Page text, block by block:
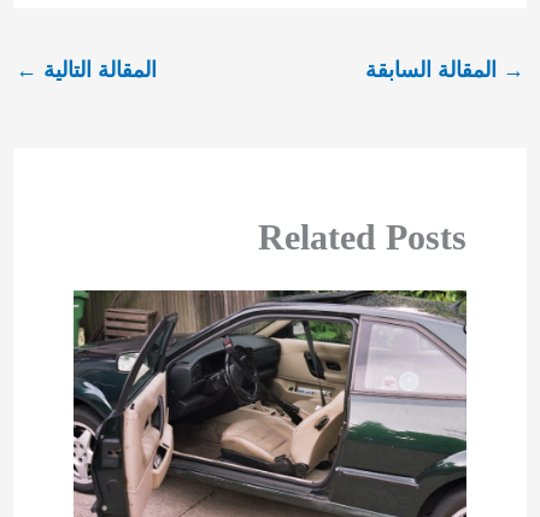
→ المقالة السابقة المقالة التالية ←
Related Posts